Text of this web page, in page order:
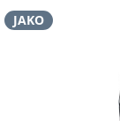
JAKO